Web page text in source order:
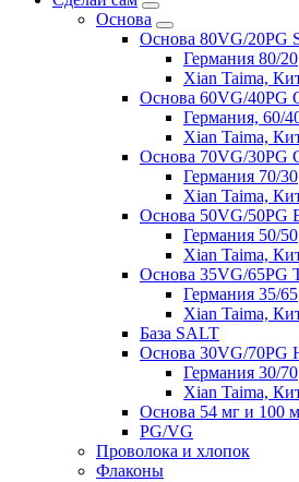
Основа
Основа 80VG/20PG
Германия 80/20
Xian Taima,
Основа 60VG/40PG
Германия, 60/
Xian Taima,
Основа 70VG/30PG
Германия 70/30
Xian Taima,
Основа 50VG/50PG
Германия 50/50
Xian Taima,
Основа 35VG/65PG
Германия 35/65
Xian Taima,
База SALT
Основа 30VG/70PG
Германия 30/70
Xian Taima,
Основа 54 мг и 100
PG/VG
Проволока и хлопок
Флаконы